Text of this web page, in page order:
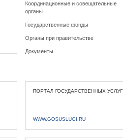
Координационные и совещательные
органы
Государственные фонды
Органы при правительстве
Документы
ПОРТАЛ ГОСУДАРСТВЕННЫХ УСЛУГ
WWW.GOSUSLUGI.RU